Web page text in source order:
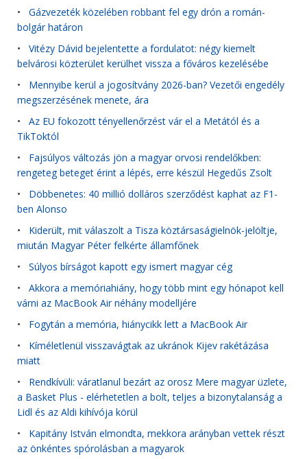
• Gázvezeték közelében robbant fel egy drón a román-
bolgár határon
• Vitézy Dávid bejelentette a fordulatot: négy kiemelt
belvárosi közterület kerülhet vissza a főváros kezelésébe
• Mennyibe kerül a jogosítvány 2026-ban? Vezetői engedély
megszerzésének menete, ára
• Az EU fokozott tényellenőrzést vár el a Metától és a
TikToktól
• Fajsúlyos változás jön a magyar orvosi rendelőkben:
rengeteg beteget érint a lépés, erre készül Hegedűs Zsolt
• Döbbenetes: 40 millió dolláros szerződést kaphat az F1-
ben Alonso
• Kiderült, mit válaszolt a Tisza köztársaságielnök-jelöltje,
miután Magyar Péter felkérte államfőnek
• Súlyos bírságot kapott egy ismert magyar cég
• Akkora a memóriahiány, hogy több mint egy hónapot kell
várni az MacBook Air néhány modelljére
• Fogytán a memória, hiánycikk lett a MacBook Air
• Kíméletlenül visszavágtak az ukránok Kijev rakétázása
miatt
• Rendkívüli: váratlanul bezárt az orosz Mere magyar üzlete,
a Basket Plus - elérhetetlen a bolt, teljes a bizonytalanság a
Lidl és az Aldi kihívója körül
• Kapitány István elmondta, mekkora arányban vettek részt
az önkéntes spórolásban a magyarok